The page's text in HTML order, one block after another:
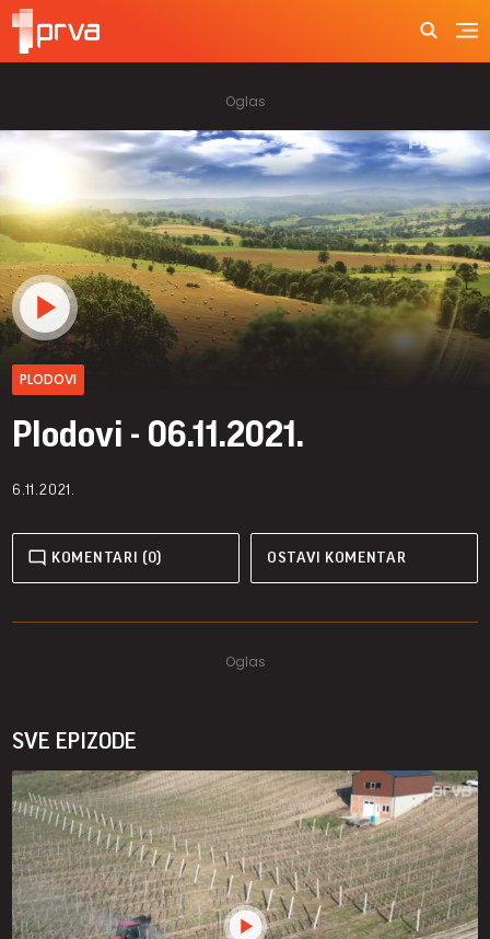
PLODOVI
Plodovi - 06.11.2021.
6.11.2021.
KOMENTARI (0) OSTAVI KOMENTAR
SVE EPIZODE